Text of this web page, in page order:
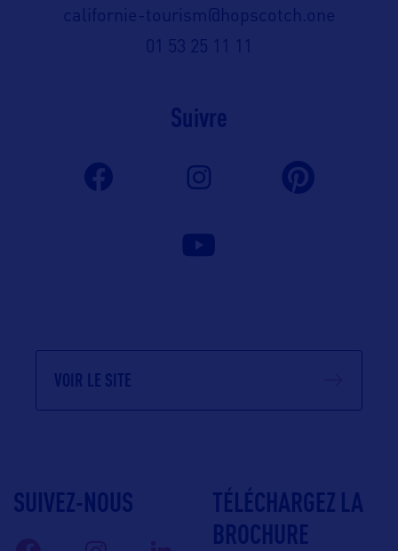
californie-tourism@hopscotch.one
01 53 25 11 11
Suivre
VOIR LE SITE
SUIVEZ-NOUS
TÉLÉCHARGEZ LA
BROCHURE